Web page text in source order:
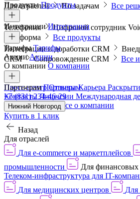
Для отраслей По задачам Все
ПродуктыПродукты
Телефония Цифровой сотрудник
платформа
Все продукты
ИнтеграцииИнтеграции
Интеграции и доработки CRM
CRM
Сопровождение CRM Все
ТарифыТарифы
АкцииАкции
О компании О компании
Пресс-центрОтзывыКарьера
КонтактыЛицензии Международная
и деловая этикаВсе о компании
ПартнерамПартнерам
+7 (831) 234-46-29
Нижний Новгород
Купить в 1 клик
Назад
Для отраслей
Для e-commerce и маркетплейсов
промышленности
Для
Телеком-инфраструктура для IT-
Для медицинских центров
Для